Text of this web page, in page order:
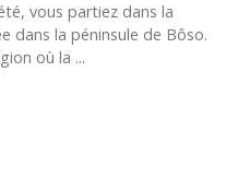
vous partiez dans la
dans la péninsule de Bôso.
où la ...